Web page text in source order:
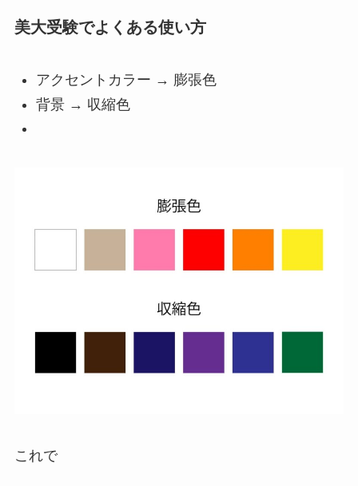
美大受験でよくある使い方
アクセントカラー → 膨張色
背景 → 収縮色
これで